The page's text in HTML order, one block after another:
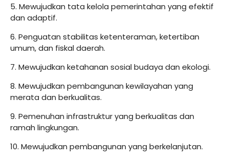
5. Mewujudkan tata kelola pemerintahan yang efektif
dan adaptif.
6. Penguatan stabilitas ketenteraman, ketertiban
umum, dan fiskal daerah.
7. Mewujudkan ketahanan sosial budaya dan ekologi.
8. Mewujudkan pembangunan kewilayahan yang
merata dan berkualitas.
9. Pemenuhan infrastruktur yang berkualitas dan
ramah lingkungan.
10. Mewujudkan pembangunan yang berkelanjutan.